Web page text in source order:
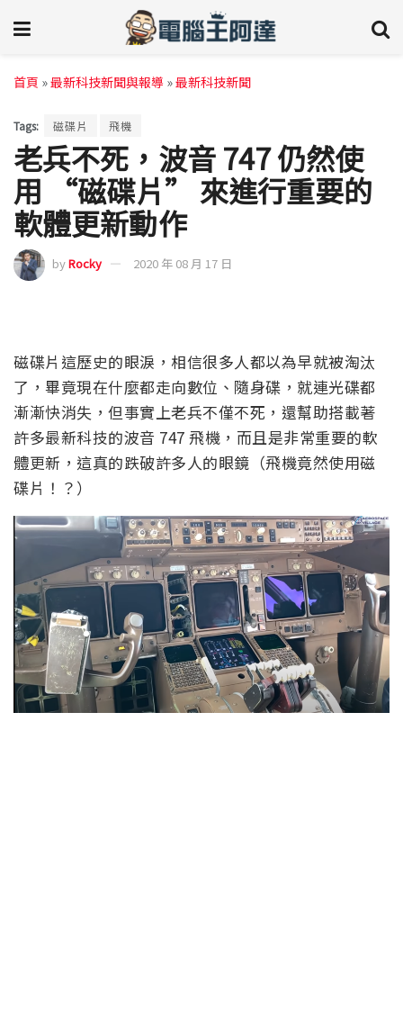
首頁 »最新科技新聞與報導 »最新科技新聞
Tags: 磁碟片 飛機
老兵不死，波音 747 仍然使
用 “磁碟片” 來進行重要的
軟體更新動作
byRocky 2020 年 08 月 17 日
磁碟片這歷史的眼淚，相信很多人都以為早就被淘汰
了，畢竟現在什麼都走向數位、隨身碟，就連光碟都
漸漸快消失，但事實上老兵不僅不死，還幫助搭載著
許多最新科技的波音 747 飛機，而且是非常重要的軟
體更新，這真的跌破許多人的眼鏡（飛機竟然使用磁
碟片！？）